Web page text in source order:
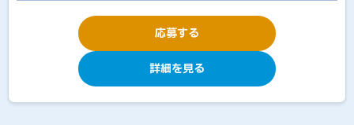
応募する
詳細を見る